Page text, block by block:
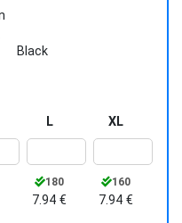
Black
L
180
7.94 €
XL
160
7.94 €